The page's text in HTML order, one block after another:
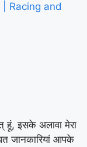
Racing and
हूं, इसके अलावा मेरा
जानकारियां आपके